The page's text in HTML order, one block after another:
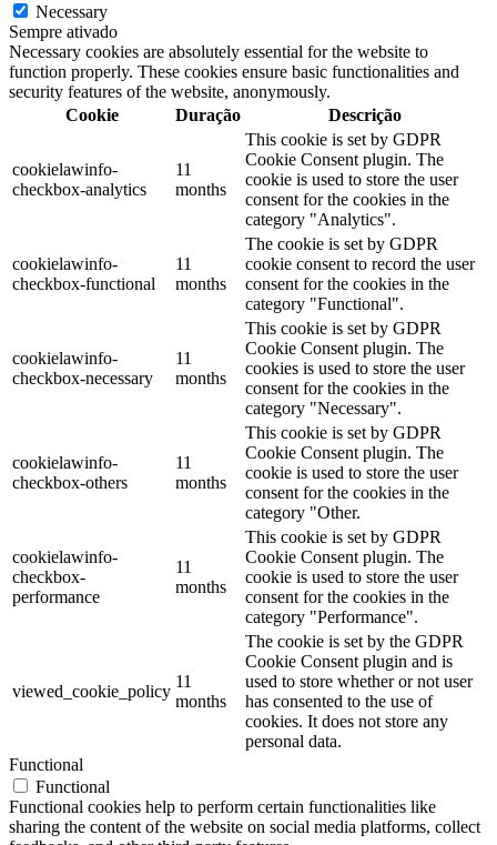
Necessary
Sempre ativado
Necessary cookies are absolutely essential for the website to
function properly. These cookies ensure basic functionalities and
security features of the website, anonymously.
Cookie
Duração Descrição
cookielawinfo-
checkbox-analytics
11
months
This cookie is set by GDPR
Cookie Consent plugin. The
cookie is used to store the user
consent for the cookies in the
category "Analytics".
cookielawinfo-
checkbox-functional
11
months
The cookie is set by GDPR
cookie consent to record the user
consent for the cookies in the
category "Functional".
cookielawinfo-
checkbox-necessary
11
months
This cookie is set by GDPR
Cookie Consent plugin. The
cookies is used to store the user
consent for the cookies in the
category "Necessary".
cookielawinfo-
checkbox-others
11
months
This cookie is set by GDPR
Cookie Consent plugin. The
cookie is used to store the user
consent for the cookies in the
category "Other.
cookielawinfo-
checkbox-
performance
11
months
This cookie is set by GDPR
Cookie Consent plugin. The
cookie is used to store the user
consent for the cookies in the
category "Performance".
viewed_cookie_policy
11
months
The cookie is set by the GDPR
Cookie Consent plugin and is
used to store whether or not user
has consented to the use of
cookies. It does not store any
personal data.
Functional
Functional
Functional cookies help to perform certain functionalities like
sharing the content of the website on social media platforms, collect